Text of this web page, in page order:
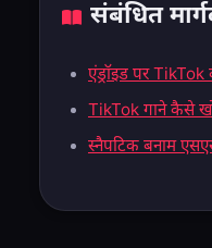
संबंधित
एंड्रॉइड पर
TikTok गाने कैसे
स्नैपटिक बनाम